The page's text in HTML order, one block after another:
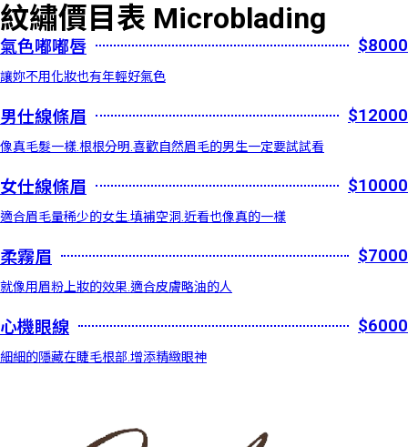
紋繡價目表 Microblading
氣色嘟嘟唇 $8000
讓妳不用化妝也有年輕好氣色
男仕線條眉 $12000
像真毛髮一樣.根根分明.喜歡自然眉毛的男生一定要試試看
女仕線條眉 $10000
適合眉毛量稀少的女生.填補空洞.近看也像真的一樣
柔霧眉 $7000
就像用眉粉上妝的效果.適合皮膚略油的人
心機眼線 $6000
細細的隱藏在睫毛根部.增添精緻眼神